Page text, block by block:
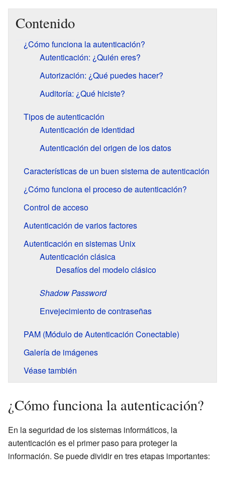
Contenido
¿Cómo funciona la autenticación?
Autenticación: ¿Quién eres?
Autorización: ¿Qué puedes hacer?
Auditoría: ¿Qué hiciste?
Tipos de autenticación
Autenticación de identidad
Autenticación del origen de los datos
Características de un buen sistema de autenticación
¿Cómo funciona el proceso de autenticación?
Control de acceso
Autenticación de varios factores
Autenticación en sistemas Unix
Autenticación clásica
Desafíos del modelo clásico
Shadow Password
Envejecimiento de contraseñas
PAM (Módulo de Autenticación Conectable)
Galería de imágenes
Véase también
¿Cómo funciona la autenticación?
En la seguridad de los sistemas informáticos, la
autenticación es el primer paso para proteger la
información. Se puede dividir en tres etapas importantes: